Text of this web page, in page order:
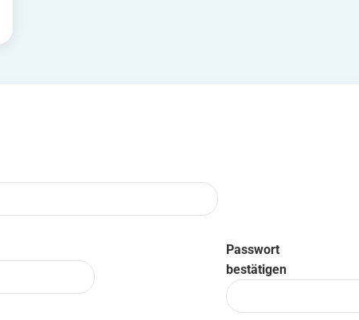
Passwort
bestätigen